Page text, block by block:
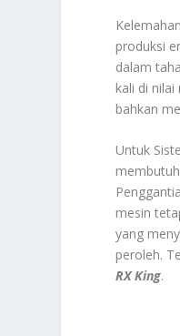
produksi
dalam
kali di
bahkan
Untuk
mesin
yang
peroleh.
RX King.